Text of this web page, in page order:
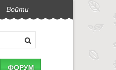
Войти
ФОРУМ